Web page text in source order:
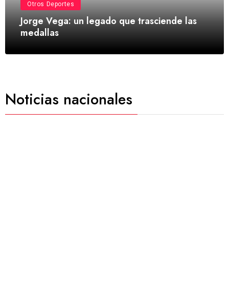
Otros Deportes
Jorge Vega: un legado que trasciende las
medallas
Noticias nacionales